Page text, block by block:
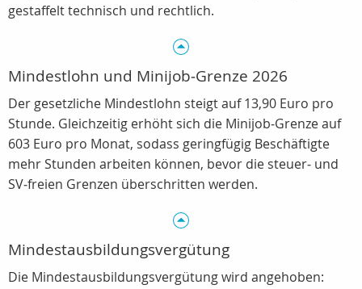
gestaffelt technisch und rechtlich.
Mindestlohn und Minijob‑Grenze 2026
Der gesetzliche Mindestlohn steigt auf 13,90 Euro pro
Stunde. Gleichzeitig erhöht sich die Minijob‑Grenze auf
603 Euro pro Monat, sodass geringfügig Beschäftigte
mehr Stunden arbeiten können, bevor die steuer‑ und
SV‑freien Grenzen überschritten werden.
Mindestausbildungsvergütung
Die Mindestausbildungsvergütung wird angehoben: